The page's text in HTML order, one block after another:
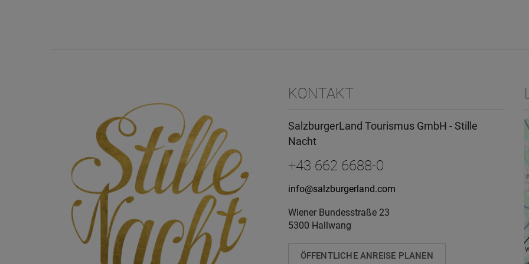
KONTAKT
SalzburgerLand Tourismus GmbH - Stille
Nacht
+43 662 6688-0
info@salzburgerland.com
Wiener Bundesstraße 23
5300 Hallwang
ÖFFENTLICHE ANREISE PLANEN